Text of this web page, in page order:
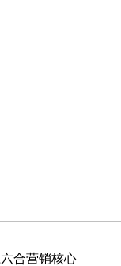
合营销核心